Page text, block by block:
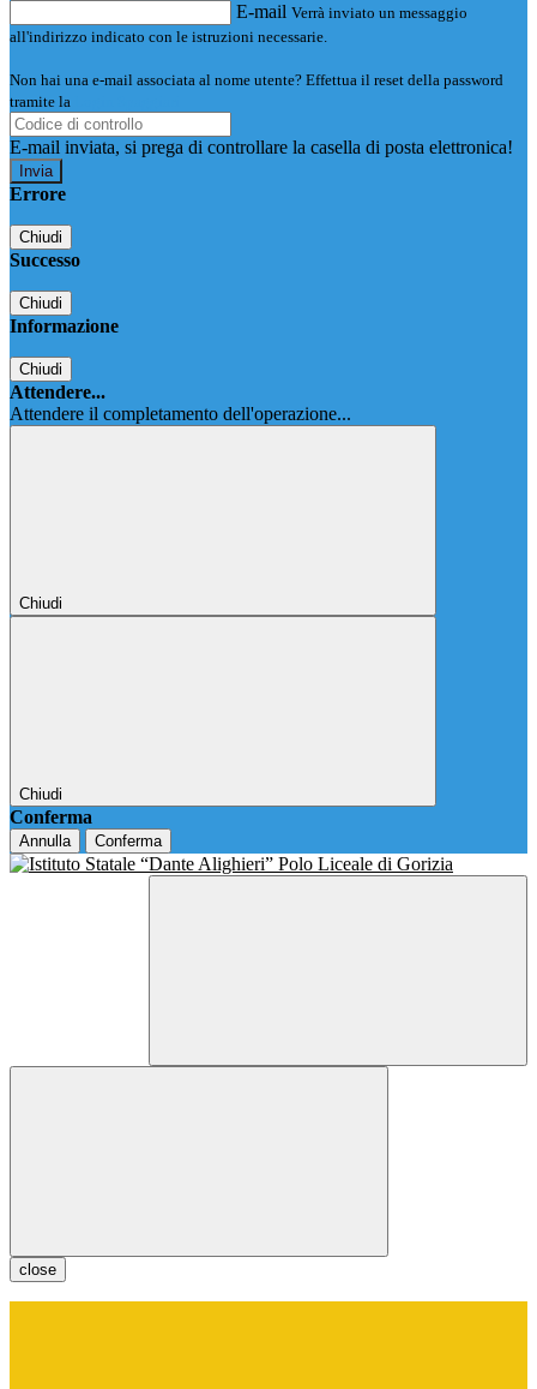
E-mail Verrà inviato un messaggio
all'indirizzo indicato con le istruzioni necessarie.
Non hai una e-mail associata al nome utente? Effettua il reset della password
tramite la
E-mail inviata, si prega di controllare la casella di posta elettronica!
Errore
Chiudi
Successo
Chiudi
Informazione
Chiudi
Attendere...
Attendere il completamento dell'operazione...
Chiudi
Chiudi
Conferma
Annulla Conferma
close